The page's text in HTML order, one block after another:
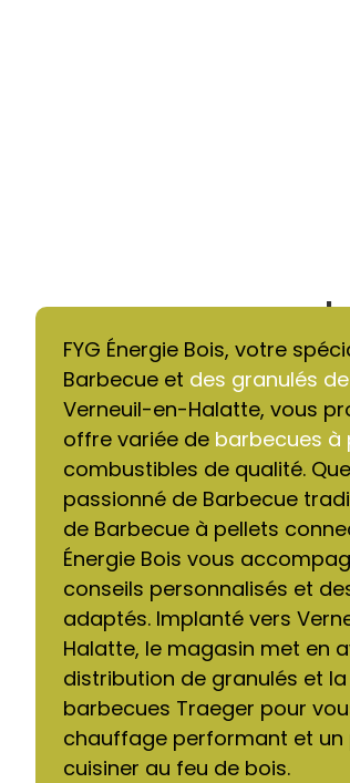
FYG Énergie Bois, votre
Barbecue et des granulés
Verneuil-en-Halatte, vous
offre variée de barbecues à
combustibles de qualité.
passionné de Barbecue
de Barbecue à pellets
Énergie Bois vous
conseils personnalisés et
adaptés. Implanté vers
Halatte, le magasin met en
distribution de granulés et
barbecues Traeger pour
chauffage performant et un
cuisiner au feu de bois.